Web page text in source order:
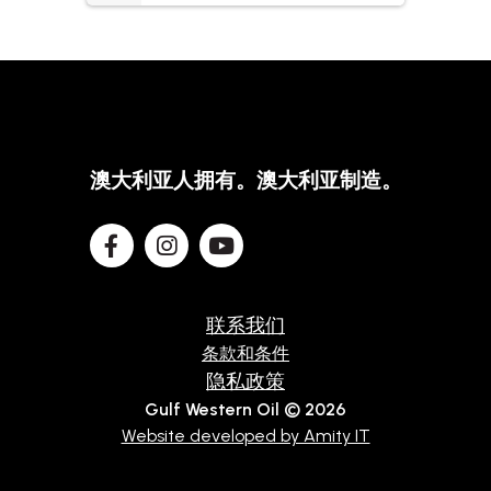
澳大利亚人拥有。澳大利亚制造。
联系我们
条款和条件
隐私政策
Gulf Western Oil © 2026
Website developed by Amity IT